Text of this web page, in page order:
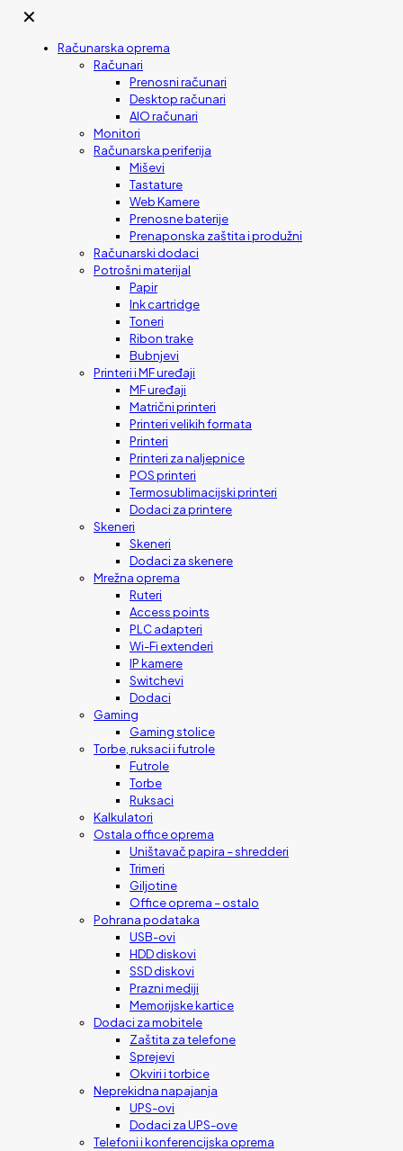
✕
Računarska oprema
Računari
Prenosni računari
Desktop računari
AIO računari
Monitori
Računarska periferija
Miševi
Tastature
Web Kamere
Prenosne baterije
Prenaponska zaštita i produžni
Računarski dodaci
Potrošni materijal
Papir
Ink cartridge
Toneri
Ribon trake
Bubnjevi
Printeri i MF uređaji
MF uređaji
Matrični printeri
Printeri velikih formata
Printeri
Printeri za naljepnice
POS printeri
Termosublimacijski printeri
Dodaci za printere
Skeneri
Skeneri
Dodaci za skenere
Mrežna oprema
Ruteri
Access points
PLC adapteri
Wi-Fi extenderi
IP kamere
Switchevi
Dodaci
Gaming
Gaming stolice
Torbe, ruksaci i futrole
Futrole
Torbe
Ruksaci
Kalkulatori
Ostala office oprema
Uništavač papira – shredderi
Trimeri
Giljotine
Office oprema – ostalo
Pohrana podataka
USB-ovi
HDD diskovi
SSD diskovi
Prazni mediji
Memorijske kartice
Dodaci za mobitele
Zaštita za telefone
Sprejevi
Okviri i torbice
Neprekidna napajanja
UPS-ovi
Dodaci za UPS-ove
Telefoni i konferencijska oprema